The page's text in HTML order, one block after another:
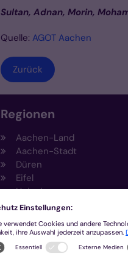
Sultan, Adnan, Morin,
Quelle: AGOT Aachen
Zurück
Regionen
Aachen-Land
Aachen-Stadt
Düren
Eifel
Heinsberg
Kempen-Viersen
Mönchengladbach